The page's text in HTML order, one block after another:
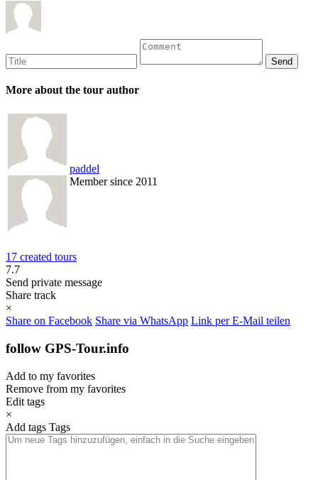
More about the tour author
paddel
Member since 2011
17 created tours
7.7
Send private message
Share track
×
Share on Facebook Share via WhatsApp Link per E-Mail teilen
follow GPS-Tour.info
Add to my favorites
Remove from my favorites
Edit tags
×
Add tags Tags